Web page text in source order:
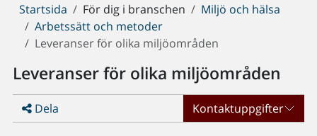
Du
är
här:
Startsida För dig i branschen
Miljö och hälsa
Arbetssätt och metoder
Leveranser för olika miljöområden
Leveranser för olika miljöområden
Dela Kontaktuppgifter